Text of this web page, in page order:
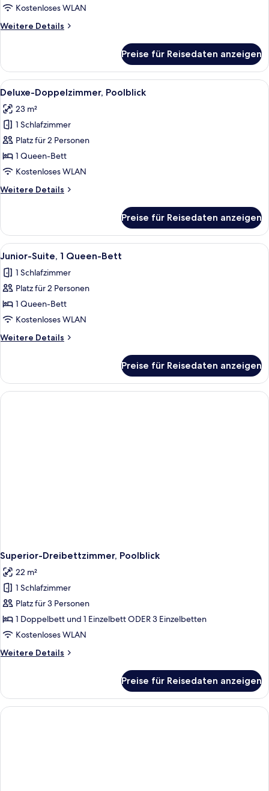
-
anzeigen
Kostenloses WLAN
Weitere Details
Weitere
Doppel-
oder
-
Zweibettzimmer
Preise für Reisedaten anzeigen
Alle
Fotos
für
Deluxe-
Doppelzimmer,
Poolblick
anzeigen
Ein modernes Hotelzimmer mit
7
Deluxe-Doppelzimmer, Poolblick
23 m²
1 Schlafzimmer
Platz für 2 Personen
1 Queen-Bett
Kostenloses WLAN
Weitere Details
Weitere
Doppelzimmer,
Poolblick
Preise für Reisedaten anzeigen
Alle
Fotos
für
Junior-
Suite,
1
Queen-
Bett
Ein modernes Hotelzimmer mit
9
Junior-Suite, 1 Queen-Bett
1 Schlafzimmer
Platz für 2 Personen
1 Queen-Bett
Kostenloses WLAN
Weitere Details
Weitere
Suite,
Queen-
Preise für Reisedaten anzeigen
Superior-Dreibettzimmer, Poolblick
22 m²
1 Schlafzimmer
Platz für 3 Personen
1 Doppelbett und 1 Einzelbett ODER 3 Einzelbetten
Kostenloses WLAN
Weitere Details
Weitere
Dreibettzimmer,
Poolblick
Preise für Reisedaten anzeigen